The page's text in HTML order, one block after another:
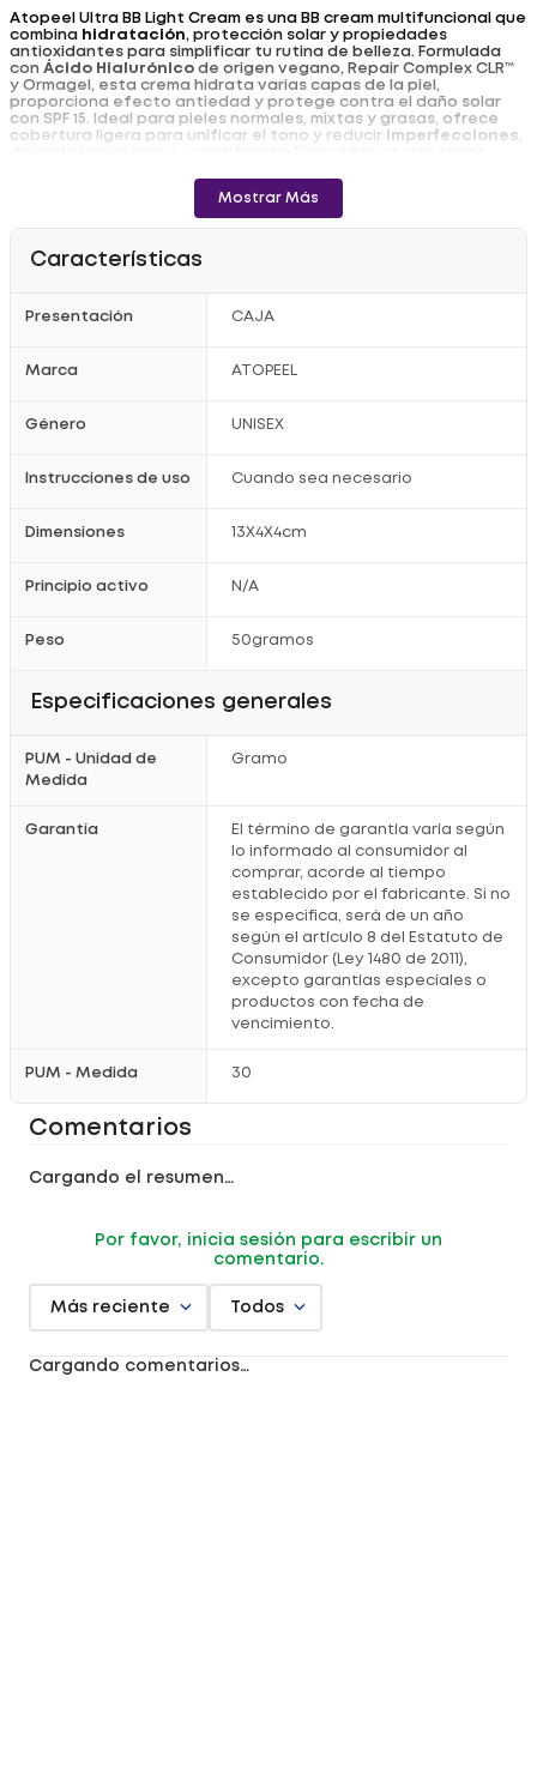
Atopeel Ultra BB Light Cream es una BB cream multifuncional que
combina
hidratación, protección solar y propiedades
antioxidantes para simplificar tu rutina de belleza. Formulada
con Ácido Hialurónico de origen vegano, Repair Complex CLR™
y Ormagel, esta crema hidrata varias capas de la piel,
proporciona efecto antiedad y protege contra el daño solar
con SPF 15. Ideal para pieles normales, mixtas y grasas, ofrece
cobertura ligera para unificar el tono y reducir
imperfecciones,
Registro Sanitario: NSOC29130-24CO
Mostrar Más
Características
Presentación CAJA
Marca ATOPEEL
Género UNISEX
Instrucciones de uso Cuando sea necesario
Dimensiones 13X4X4cm
Principio activo N/A
Peso 50gramos
Especificaciones generales
PUM - Unidad de
Medida
Gramo
Garantía
El término de garantía varía según
lo informado al consumidor al
comprar, acorde al tiempo
establecido por el fabricante. Si no
se especifica, será de un año
según el artículo 8 del Estatuto de
Consumidor (Ley 1480 de 2011),
excepto garantías especiales o
productos con fecha de
vencimiento.
PUM - Medida 30
Comentarios
Cargando el resumen…
Por favor, inicia sesión para escribir un
comentario.
Más reciente Todos
Cargando comentarios…